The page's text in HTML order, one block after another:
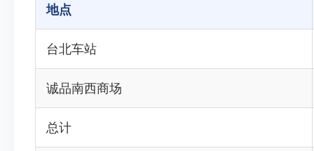
地点
台北车站
诚品南西商场
总计